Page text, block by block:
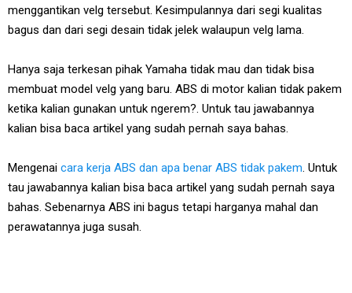
menggantikan velg tersebut. Kesimpulannya dari segi kualitas
bagus dan dari segi desain tidak jelek walaupun velg lama.
Hanya saja terkesan pihak Yamaha tidak mau dan tidak bisa
membuat model velg yang baru. ABS di motor kalian tidak pakem
ketika kalian gunakan untuk ngerem?. Untuk tau jawabannya
kalian bisa baca artikel yang sudah pernah saya bahas.
Mengenai cara kerja ABS dan apa benar ABS tidak pakem. Untuk
tau jawabannya kalian bisa baca artikel yang sudah pernah saya
bahas. Sebenarnya ABS ini bagus tetapi harganya mahal dan
perawatannya juga susah.